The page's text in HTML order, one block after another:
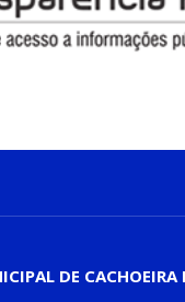
DE CACHOEIRA